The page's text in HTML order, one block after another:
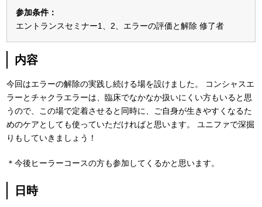
参加条件：
エントランスセミナー1、2、エラーの評価と解除 修了者
内容
今回はエラーの解除の実践し続ける場を設けました。
コンシャスエ
ラーとチャクラエラーは、臨床でなかなか扱いにくい方もいると思
うので、この場で定着させると同時に、ご自身が生きやすくなるた
めのケアとしても使っていただければと思います。
ユニファで深掘
りもしていきましょう！
＊今後ヒーラーコースの方も参加してくるかと思います。
日時